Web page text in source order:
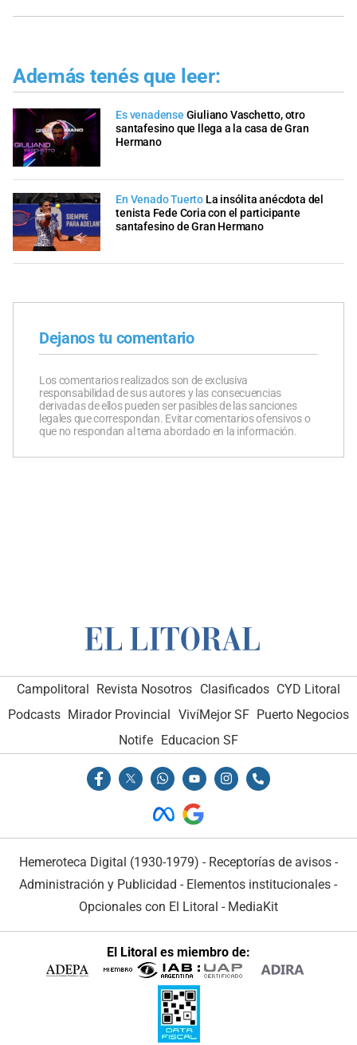
Además tenés que leer:
Es venadense Giuliano Vaschetto, otro
santafesino que llega a la casa de Gran
Hermano
En Venado Tuerto La insólita anécdota del
tenista Fede Coria con el participante
santafesino de Gran Hermano
Dejanos tu comentario
Los comentarios realizados son de exclusiva
responsabilidad de sus autores y las consecuencias
derivadas de ellos pueden ser pasibles de las sanciones
legales que correspondan. Evitar comentarios ofensivos o
que no respondan al tema abordado en la información.
Campolitoral Revista Nosotros Clasificados CYD Litoral
Podcasts Mirador Provincial VivíMejor SF Puerto Negocios
Notife Educacion SF
Hemeroteca Digital (1930-1979) - Receptorías de avisos -
Administración y Publicidad - Elementos institucionales -
Opcionales con El Litoral - MediaKit
El Litoral es miembro de: